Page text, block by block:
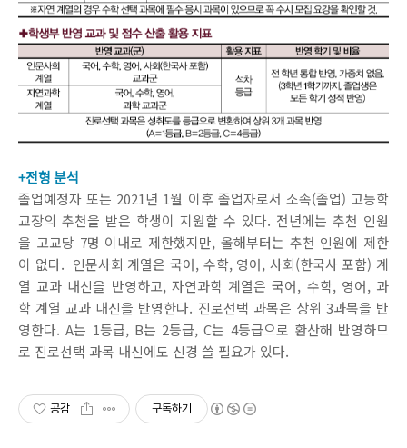
+전형 분석
졸업예정자 또는 2021년 1월 이후 졸업자로서 소속(졸업) 고등학
교장의 추천을 받은 학생이 지원할 수 있다. 전년에는 추천 인원
을 고교당 7명 이내로 제한했지만, 올해부터는 추천 인원에 제한
이 없다. 인문사회 계열은 국어, 수학, 영어, 사회(한국사 포함) 계
열 교과 내신을 반영하고, 자연과학 계열은 국어, 수학, 영어, 과
학 계열 교과 내신을 반영한다. 진로선택 과목은 상위 3과목을 반
영한다. A는 1등급, B는 2등급, C는 4등급으로 환산해 반영하므
로 진로선택 과목 내신에도 신경 쓸 필요가 있다.
공감 구독하기